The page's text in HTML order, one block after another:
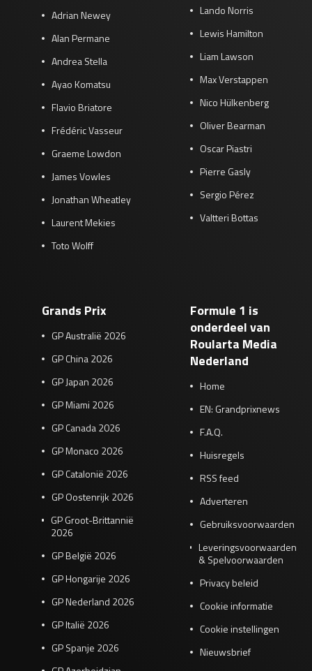
Adrian Newey
Alan Permane
Andrea Stella
Ayao Komatsu
Flavio Briatore
Frédéric Vasseur
Graeme Lowdon
James Vowles
Jonathan Wheatley
Laurent Mekies
Toto Wolff
Lando Norris
Lewis Hamilton
Liam Lawson
Max Verstappen
Nico Hülkenberg
Oliver Bearman
Oscar Piastri
Pierre Gasly
Sergio Pérez
Valtteri Bottas
Grands Prix
GP Australië 2026
GP China 2026
GP Japan 2026
GP Miami 2026
GP Canada 2026
GP Monaco 2026
GP Catalonië 2026
GP Oostenrijk 2026
GP Groot-Brittannië
2026
GP België 2026
GP Hongarije 2026
GP Nederland 2026
GP Italië 2026
GP Spanje 2026
Formule 1 is
onderdeel van
Roularta Media
Nederland
Home
EN: Grandprixnews
F.A.Q.
Huisregels
RSS feed
Adverteren
Gebruiksvoorwaarden
Leveringsvoorwaarden
& Spelvoorwaarden
Privacy beleid
Cookie informatie
Cookie instellingen
Nieuwsbrief